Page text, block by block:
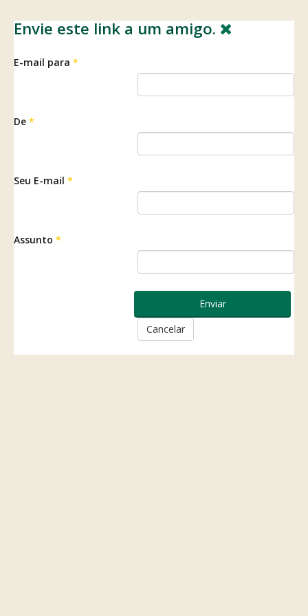
Envie este link a um amigo.
E-mail para *
De *
Seu E-mail *
Assunto *
Enviar
Cancelar